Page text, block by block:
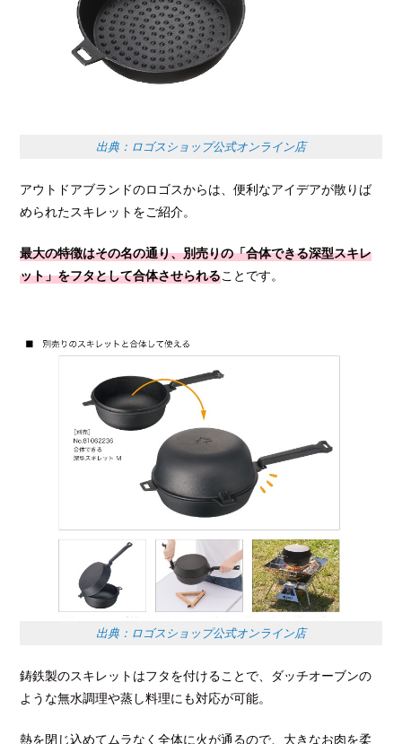
出典：ロゴスショップ公式オンライン店
アウトドアブランドのロゴスからは、便利なアイデアが散りば
められたスキレットをご紹介。
最大の特徴はその名の通り、別売りの「合体できる深型スキレ
ット」をフタとして合体させられることです。
出典：ロゴスショップ公式オンライン店
鋳鉄製のスキレットはフタを付けることで、ダッチオーブンの
ような無水調理や蒸し料理にも対応が可能。
熱を閉じ込めてムラなく全体に火が通るので、大きなお肉を柔